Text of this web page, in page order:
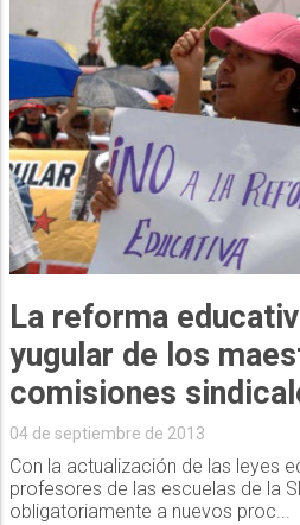
La reforma
yugular de los
comisiones
04 de septiembre de 2013
Con la actualización de las leyes
profesores de las escuelas de la
obligatoriamente a nuevos proc...